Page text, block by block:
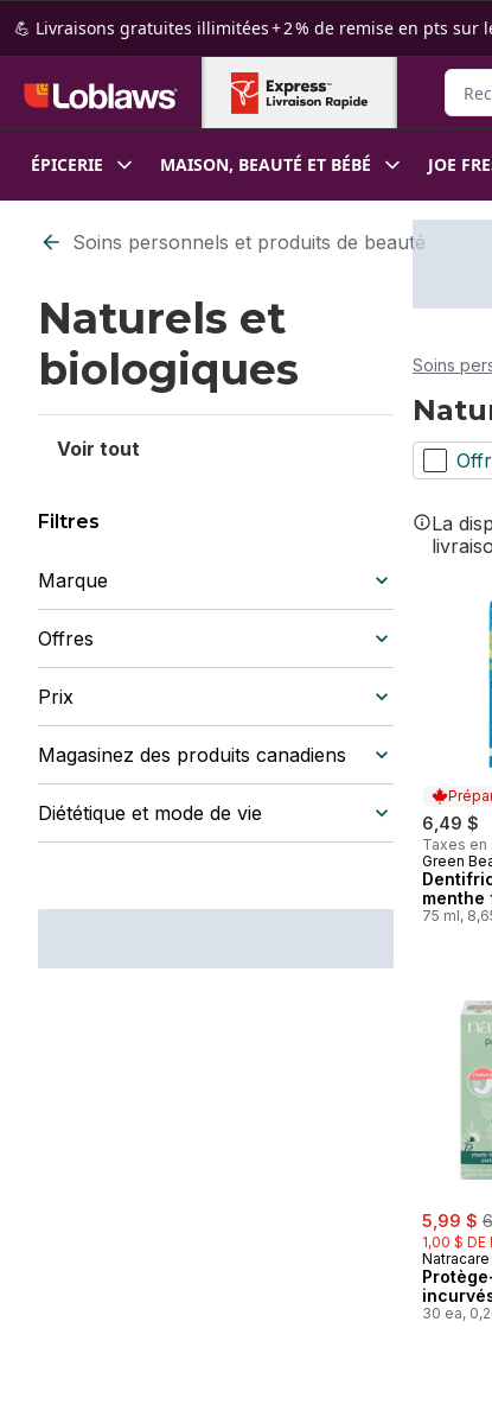
Passer au contenu principal
Passer au pied de page
💪 Livraisons gratuites illimitées + 2 % de remise en pts sur
ÉPICERIE MAISON, BEAUTÉ ET BÉBÉ JOE
Passer au filtrage du contenu
Soins personnels et produits de beauté
Naturels et
biologiques
Voir tout
Filtres
Marque
Offres
Prix
Magasinez des produits canadiens
Diététique et mode de vie
Soins
La
6,49 $
Taxes en
Préparé
Green
menthe
75 ml,
sale:
5,99 $ ,
1,00 $ DE
Natracare
30 ea,